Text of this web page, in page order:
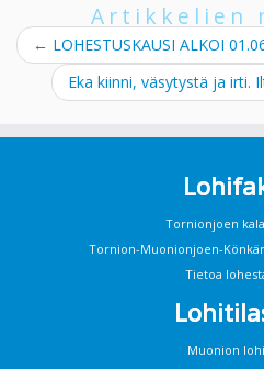
Artikkelien
← LOHESTUSKAUSI ALKOI
Eka kiinni, väsytystä ja irti.
Tornionjoen
Tornion-Muonionjoen-
Tietoa
Muonion